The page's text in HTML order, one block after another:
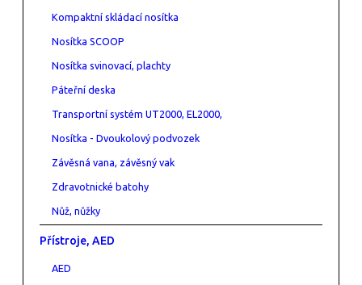
Kompaktní skládací nosítka
Nosítka SCOOP
Nosítka svinovací, plachty
Páteřní deska
Transportní systém UT2000, EL2000,
Nosítka - Dvoukolový podvozek
Závěsná vana, závěsný vak
Zdravotnické batohy
Nůž, nůžky
Přístroje, AED
AED